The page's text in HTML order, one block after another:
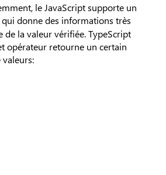
le JavaScript supporte un
qui donne des informations très
de la valeur vérifiée. TypeScript
opérateur retourne un certain
valeurs: